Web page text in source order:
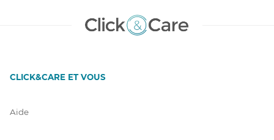
CLICK&CARE ET VOUS
Aide